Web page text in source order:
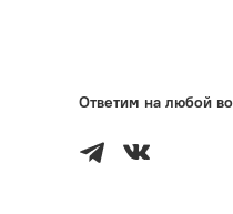
Ответим на любой